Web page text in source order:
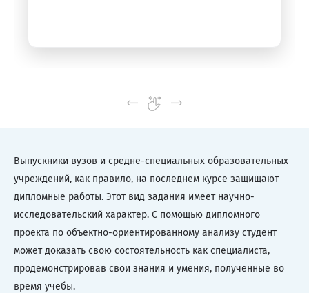
Выпускники вузов и средне-специальных образовательных
учреждений, как правило, на последнем курсе защищают
дипломные работы. Этот вид задания имеет научно-
исследовательский характер. С помощью дипломного
проекта по объектно-ориентированному анализу студент
может доказать свою состоятельность как специалиста,
продемонстрировав свои знания и умения, полученные во
время учебы.